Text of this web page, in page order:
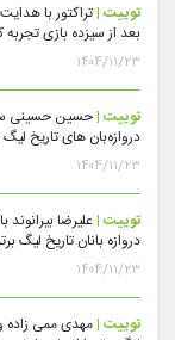
توییت |تراکتور با
بعد از سیزده بازی تجربه
۱۴۰۴/۱۱/۲۳
توییت |
دروازه‌بان های تاریخ لیگ
۱۴۰۴/۱۱/۲۳
توییت |علیرضا
دروازه بانان تاریخ لیگ
۱۴۰۴/۱۱/۲۳
توییت |مهدی ممی زاده